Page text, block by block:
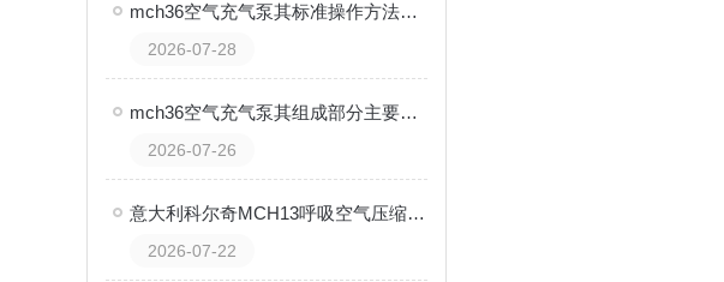
mch36空气充气泵其标准操作方法与流程如下
2026-07-28
mch36空气充气泵其组成部分主要可以划分为以下几个核心系统
2026-07-26
意大利科尔奇MCH13呼吸空气压缩机故障分析与规范化处理
2026-07-22